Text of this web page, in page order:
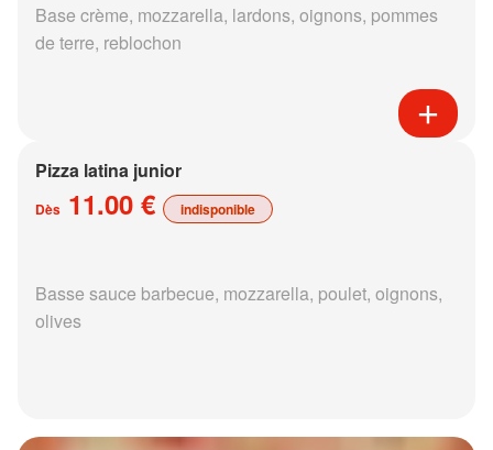
Base crème, mozzarella, lardons, oignons, pommes
de terre, reblochon
Pizza latina junior
Dès 11.00 € indisponible
Basse sauce barbecue, mozzarella, poulet, oignons,
olives